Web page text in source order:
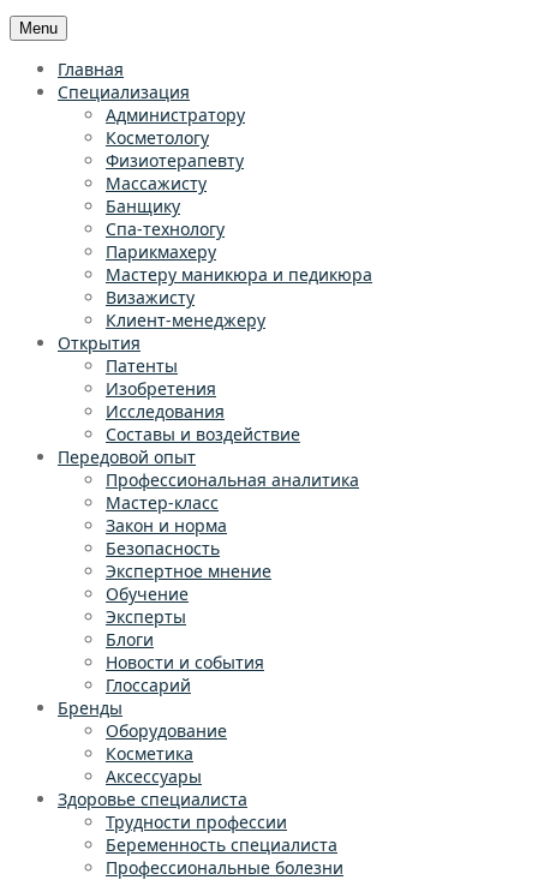
Menu
Главная
Специализация
Администратору
Косметологу
Физиотерапевту
Массажисту
Банщику
Спа-технологу
Парикмахеру
Мастеру маникюра и педикюра
Визажисту
Клиент-менеджеру
Открытия
Патенты
Изобретения
Исследования
Составы и воздействие
Передовой опыт
Профессиональная аналитика
Мастер-класс
Закон и норма
Безопасность
Экспертное мнение
Обучение
Эксперты
Блоги
Новости и события
Глоссарий
Бренды
Оборудование
Косметика
Аксессуары
Здоровье специалиста
Трудности профессии
Беременность специалиста
Профессиональные болезни